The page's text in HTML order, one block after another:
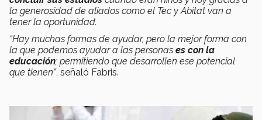
la generosidad de aliados como el Tec y Abitat van a
tener la oportunidad.
“Hay muchas formas de ayudar, pero la mejor forma con
la que podemos ayudar a las personas es con la
educación; permitiendo que desarrollen ese potencial
que tienen”, señaló Fabris.